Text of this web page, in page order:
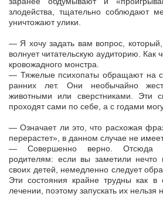
злодейства, тщательно соблюдают
уничтожают улики.
— Я хочу задать вам вопрос,
волнует читательскую аудиторию. Как
кровожадного монстра.
— Тяжелые психопаты обращают на
ранних лет. Они необычайно
животными или сверстниками. Эти
проходят сами по себе, а с годами
— Означает ли это, что расхожая
перерастет», в данном случае не
— Совершенно верно. Отсюда
родителям: если вы заметили нечто
своих детей, немедленно следует
Эти состояния крайне трудны как в
лечении, поэтому запускать их нельзя